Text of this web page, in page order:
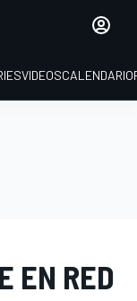
VIDEOSCALENDARIO
EN RED